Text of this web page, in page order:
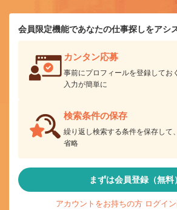
会員限定機能であなたの仕事探しをアシ
カンタン応募
事前にプロフィールを登録してお
入力が簡単に
検索条件の保存
繰り返し検索する条件を保存して
省略
まずは会員登録（無料）
アカウントをお持ちの方 ログイ